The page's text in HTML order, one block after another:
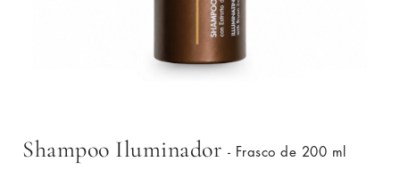
Shampoo Iluminador - Frasco de 200 ml